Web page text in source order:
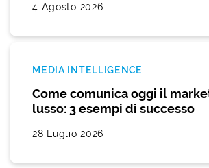
4 Agosto 2026
MEDIA INTELLIGENCE
Come comunica oggi il
lusso: 3 esempi di successo
28 Luglio 2026